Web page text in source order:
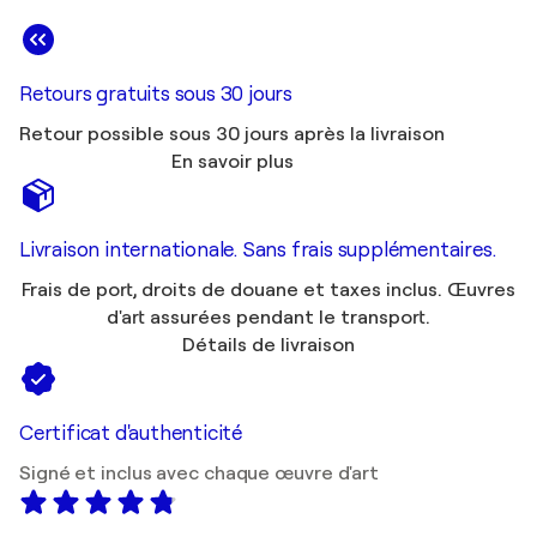
Retours gratuits sous 30 jours
Retour possible sous 30 jours après la livraison
En savoir plus
Livraison internationale. Sans frais supplémentaires.
Frais de port, droits de douane et taxes inclus. Œuvres
d'art assurées pendant le transport.
Détails de livraison
Certificat d'authenticité
Signé et inclus avec chaque œuvre d'art